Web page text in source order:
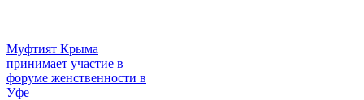
Муфтият Крыма
принимает участие в
форуме женственности в
Уфе